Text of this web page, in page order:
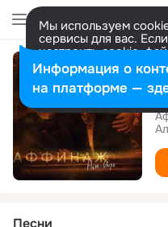
Мы используем
сервисы для вас.
настроить cookie-
представитель.
Разрешить все
Песни
Информация о
на платформе —